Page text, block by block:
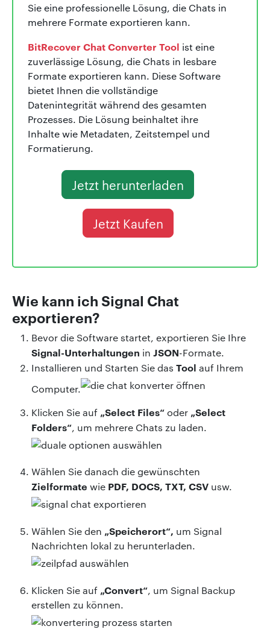
Sie eine professionelle Lösung, die Chats in
mehrere Formate exportieren kann.
BitRecover Chat Converter Tool ist eine
zuverlässige Lösung, die Chats in lesbare
Formate exportieren kann. Diese Software
bietet Ihnen die vollständige
Datenintegrität während des gesamten
Prozesses. Die Lösung beinhaltet ihre
Inhalte wie Metadaten, Zeitstempel und
Formatierung.
Jetzt herunterladen
Jetzt Kaufen
Wie kann ich Signal Chat
exportieren?
Bevor die Software startet, exportieren Sie Ihre
Signal-Unterhaltungen in JSON-Formate.
Installieren und Starten Sie das Tool auf Ihrem
Computer.
Klicken Sie auf „Select Files“oder „Select
Folders“, um mehrere Chats zu laden.
Wählen Sie danach die gewünschten
Zielformate wie PDF, DOCS, TXT, CSV usw.
Wählen Sie den „Speicherort“, um Signal
Nachrichten lokal zu herunterladen.
Klicken Sie auf „Convert“, um Signal Backup
erstellen zu können.